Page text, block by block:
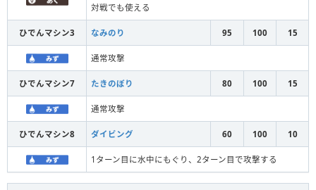
対戦でも使える
ひでんマシン3 なみのり 95 100 15
通常攻撃
ひでんマシン7 たきのぼり 80 100 15
通常攻撃
ひでんマシン8 ダイビング 60 100 10
1ターン目に水中にもぐり、2ターン目で攻撃する